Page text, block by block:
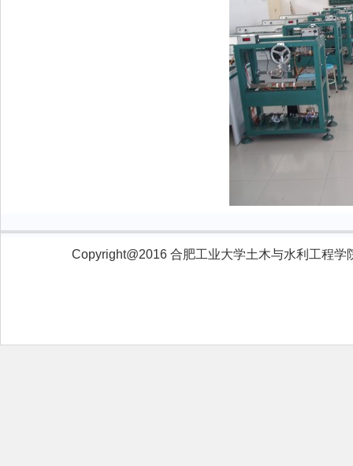
Copyright@2016 合肥工业大学土木与水利工程学